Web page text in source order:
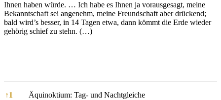
Ihnen haben würde. … Ich habe es Ihnen ja vorausgesagt, meine
Bekanntschaft sei angenehm, meine Freundschaft aber drückend;
bald wird’s besser, in 14 Tagen etwa, dann kömmt die Erde wieder
gehörig schief zu stehn. (…)
References
↑1
Äquinoktium: Tag- und Nachtgleiche